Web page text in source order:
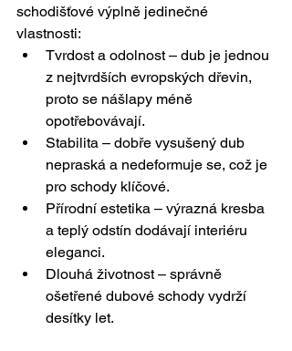
schodišťové výplně jedinečné
vlastnosti:
Tvrdost a odolnost – dub je jednou
z nejtvrdších evropských dřevin,
proto se nášlapy méně
opotřebovávají.
Stabilita – dobře vysušený dub
nepraská a nedeformuje se, což je
pro schody klíčové.
Přírodní estetika – výrazná kresba
a teplý odstín dodávají interiéru
eleganci.
Dlouhá životnost – správně
ošetřené dubové schody vydrží
desítky let.